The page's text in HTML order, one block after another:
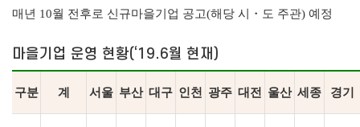
매년 10월 전후로 신규마을기업 공고(해당 시・도 주관) 예정
마을기업 운영 현황(‘19.6월 현재)
구분 계 서울 부산 대구 인천 광주 대전 울산 세종 경기